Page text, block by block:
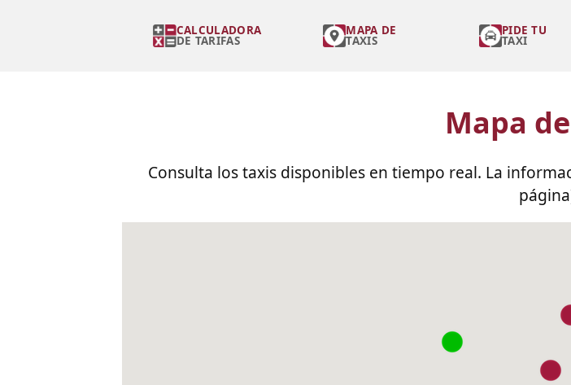
CALCULADORA
DE TARIFAS
MAPA DE
TAXIS
PIDE TU
TAXI
Mapa
Consulta los taxis disponibles en tiempo real. La